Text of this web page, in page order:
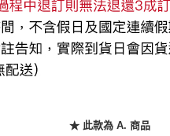
★ 此款為 A. 商品